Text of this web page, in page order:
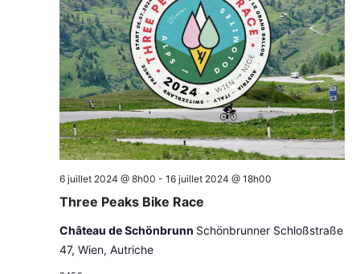
Three Peaks Bike Race
6 juillet 2024 @ 8h00 - 16 juillet 2024 @ 18h00
Château de Schönbrunn Schönbrunner Schloßstraße
47, Wien, Autriche